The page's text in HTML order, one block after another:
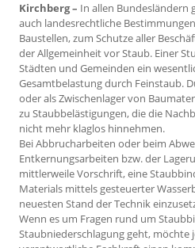
Kirchberg – In allen Bundesländern
auch landesrechtliche
Baustellen, zum Schutze aller
der Allgemeinheit vor Staub. Einer
Städten und Gemeinden ein
Gesamtbelastung durch Feinstaub.
oder als Zwischenlager von
zu Staubbelästigungen, die die
nicht mehr klaglos hinnehmen.
Bei Abbrucharbeiten oder beim
Entkernungsarbeiten bzw. der
mittlerweile Vorschrift, eine
Materials mittels gesteuerter
neuesten Stand der Technik
Wenn es um Fragen rund um
Staubniederschlagung geht, möchte